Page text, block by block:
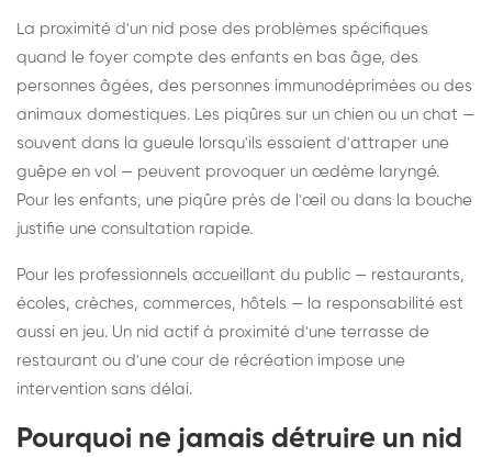
La proximité d'un nid pose des problèmes spécifiques
quand le foyer compte des enfants en bas âge, des
personnes âgées, des personnes immunodéprimées ou des
animaux domestiques. Les piqûres sur un chien ou un chat —
souvent dans la gueule lorsqu'ils essaient d'attraper une
guêpe en vol — peuvent provoquer un œdème laryngé.
Pour les enfants, une piqûre près de l'œil ou dans la bouche
justifie une consultation rapide.
Pour les professionnels accueillant du public — restaurants,
écoles, crèches, commerces, hôtels — la responsabilité est
aussi en jeu. Un nid actif à proximité d'une terrasse de
restaurant ou d'une cour de récréation impose une
intervention sans délai.
Pourquoi ne jamais détruire un nid